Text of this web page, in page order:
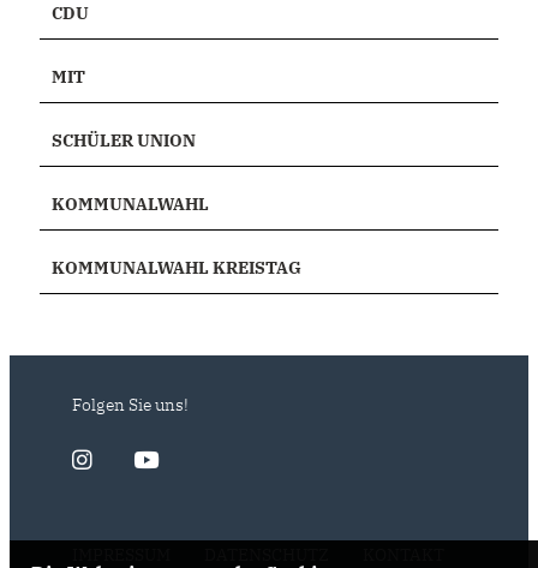
CDU
MIT
SCHÜLER UNION
KOMMUNALWAHL
KOMMUNALWAHL KREISTAG
Folgen Sie uns!